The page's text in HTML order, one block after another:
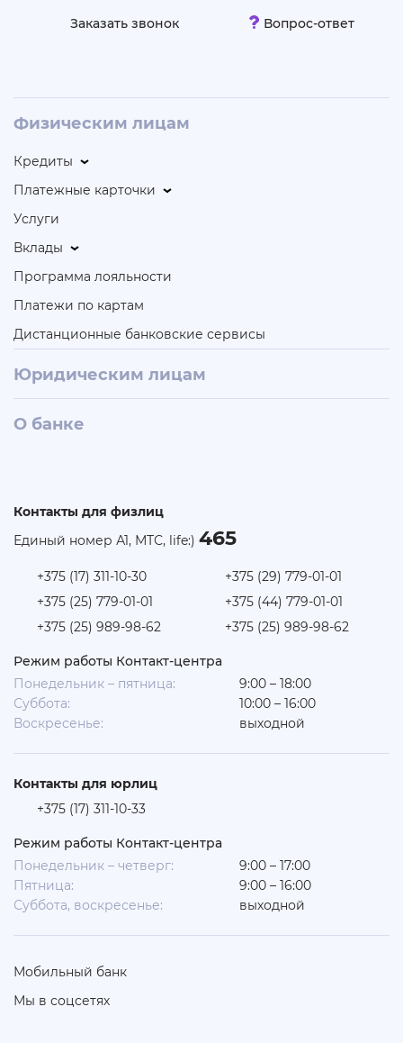
Заказать звонок Вопрос-ответ
Физическим лицам
Кредиты
Платежные карточки
Услуги
Вклады
Программа лояльности
Платежи по картам
Дистанционные банковские сервисы
Юридическим лицам
О банке
Контакты для физлиц
Единый номер А1, МТС, life:) 465
+375 (17) 311-10-30
+375 (29) 779-01-01
+375 (25) 779-01-01
+375 (44) 779-01-01
+375 (25) 989-98-62
+375 (25) 989-98-62
Режим работы Контакт-центра
Понедельник – пятница:
9:00 – 18:00
Суббота:
10:00 – 16:00
Воскресенье:
выходной
Контакты для юрлиц
+375 (17) 311-10-33
Режим работы Контакт-центра
Понедельник – четверг:
9:00 – 17:00
Пятница:
9:00 – 16:00
Суббота, воскресенье:
выходной
Мобильный банк
Мы в соцсетях